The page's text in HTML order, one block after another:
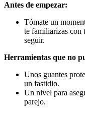
Antes de empezar:
Tómate un
te familiarizas con
seguir.
Herramientas que no
Unos guantes
un fastidio.
Un nivel para
parejo.